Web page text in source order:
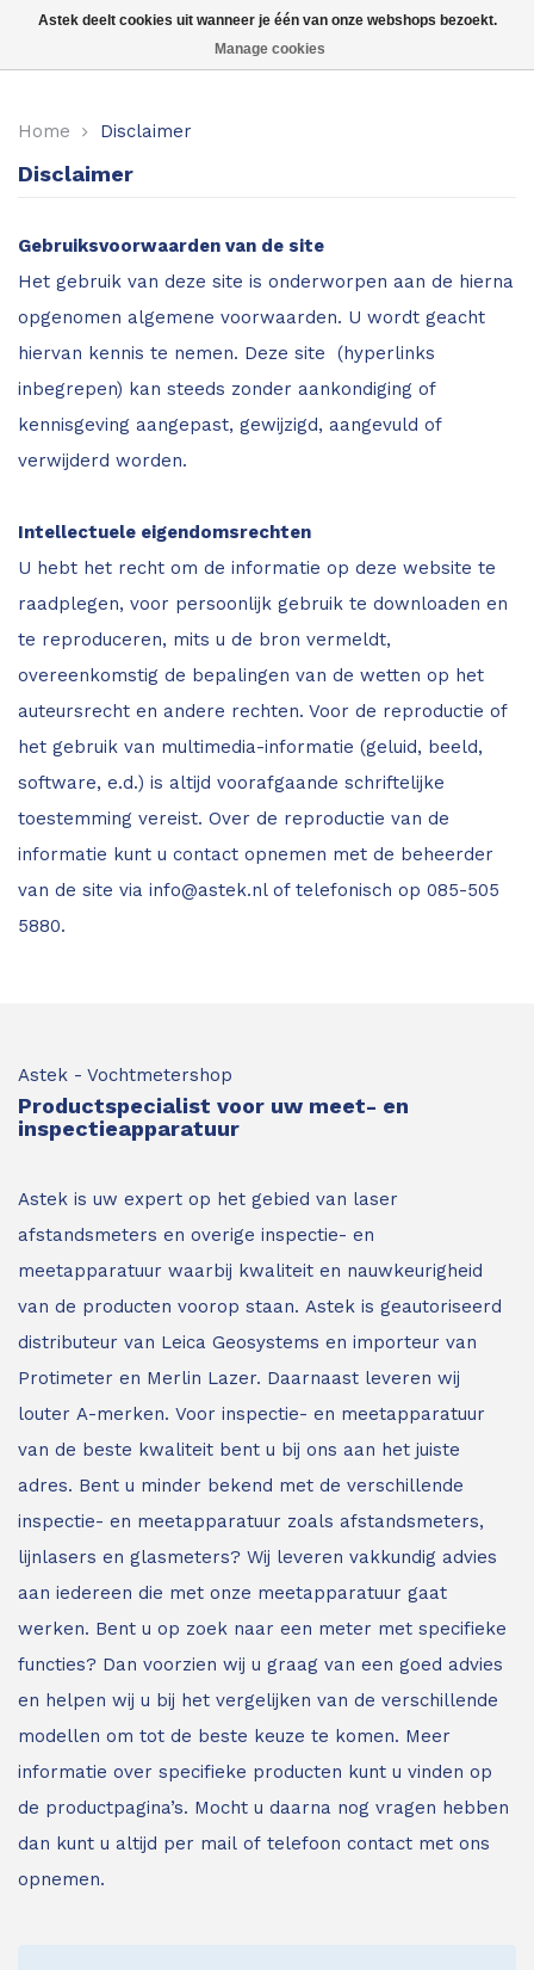
Voor hooi en stro
Voor aarde en grond
Home Disclaimer
Disclaimer
Gebruiksvoorwaarden van de site
Het gebruik van deze site is onderworpen aan de hierna
opgenomen algemene voorwaarden. U wordt geacht
hiervan kennis te nemen. Deze site (hyperlinks
inbegrepen) kan steeds zonder aankondiging of
kennisgeving aangepast, gewijzigd, aangevuld of
verwijderd worden.
Intellectuele eigendomsrechten
U hebt het recht om de informatie op deze website te
raadplegen, voor persoonlijk gebruik te downloaden en
te reproduceren, mits u de bron vermeldt,
overeenkomstig de bepalingen van de wetten op het
auteursrecht en andere rechten. Voor de reproductie of
het gebruik van multimedia-informatie (geluid, beeld,
software, e.d.) is altijd voorafgaande schriftelijke
toestemming vereist. Over de reproductie van de
informatie kunt u contact opnemen met de beheerder
van de site via info@astek.nlof telefonisch op 085-505
5880.
Astek - Vochtmetershop
Productspecialist voor uw meet- en
inspectieapparatuur
Astek is uw expert op het gebied van laser
afstandsmeters en overige inspectie- en
meetapparatuur waarbij kwaliteit en nauwkeurigheid
van de producten voorop staan. Astek is geautoriseerd
distributeur van Leica Geosystems en importeur van
Protimeter en Merlin Lazer. Daarnaast leveren wij
louter A-merken. Voor inspectie- en meetapparatuur
van de beste kwaliteit bent u bij ons aan het juiste
adres. Bent u minder bekend met de verschillende
inspectie- en meetapparatuur zoals afstandsmeters,
lijnlasers en glasmeters? Wij leveren vakkundig advies
aan iedereen die met onze meetapparatuur gaat
werken. Bent u op zoek naar een meter met specifieke
functies? Dan voorzien wij u graag van een goed advies
en helpen wij u bij het vergelijken van de verschillende
modellen om tot de beste keuze te komen. Meer
informatie over specifieke producten kunt u vinden op
de productpagina’s. Mocht u daarna nog vragen hebben
dan kunt u altijd per mail of telefoon contact met ons
opnemen.
Astek deelt cookies uit wanneer je één van onze webshops bezoekt.
Manage cookies